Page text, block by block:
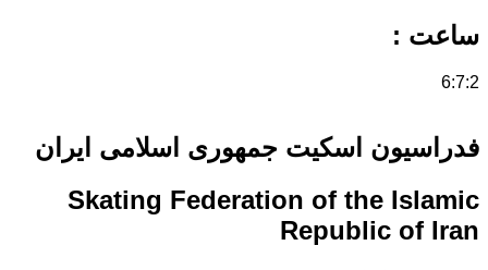
ساعت :
6:7:2
فدراسیون اسکیت جمهوری اسلامی ایران
Skating Federation of the Islamic
Republic of Iran